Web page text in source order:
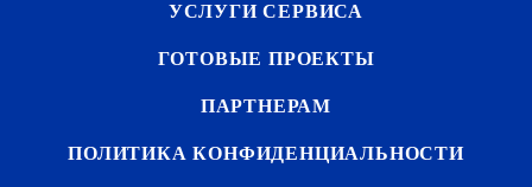
УСЛУГИ СЕРВИСА
ГОТОВЫЕ ПРОЕКТЫ
ПАРТНЕРАМ
ПОЛИТИКА КОНФИДЕНЦИАЛЬНОСТИ